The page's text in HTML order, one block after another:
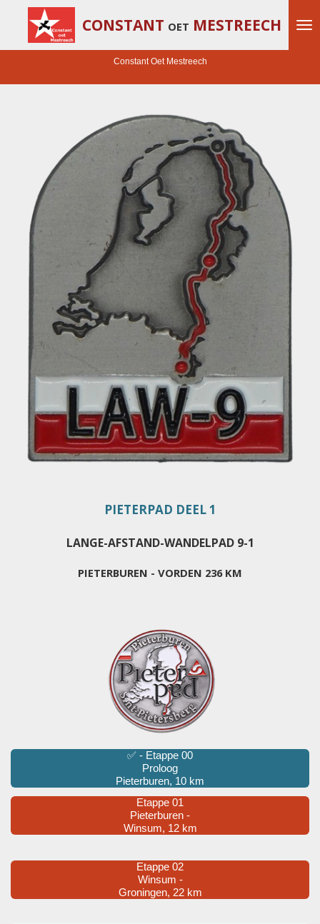
CONSTANT OET MESTREECH
Constant Oet Mestreech
PIETERPAD DEEL 1
LANGE-AFSTAND-WANDELPAD 9-1
PIETERBUREN - VORDEN 236 KM
✅ - Etappe 00
Proloog
Pieterburen, 10 km
Etappe 01
Pieterburen -
Winsum, 12 km
Etappe 02
Winsum -
Groningen, 22 km